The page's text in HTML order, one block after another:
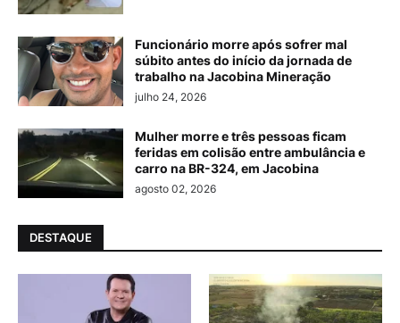
Funcionário morre após sofrer mal
súbito antes do início da jornada de
trabalho na Jacobina Mineração
julho 24, 2026
Mulher morre e três pessoas ficam
feridas em colisão entre ambulância e
carro na BR-324, em Jacobina
agosto 02, 2026
DESTAQUE